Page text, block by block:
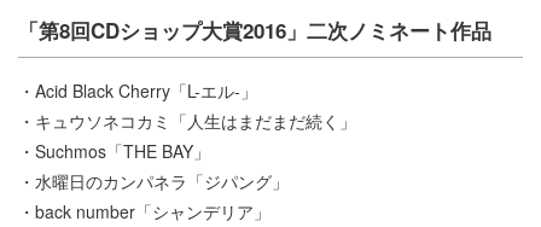
「第8回CDショップ大賞2016」二次ノミネート作品
・Acid Black Cherry「L-エル-」
・キュウソネコカミ「人生はまだまだ続く」
・Suchmos「THE BAY」
・水曜日のカンパネラ「ジパング」
・back number「シャンデリア」